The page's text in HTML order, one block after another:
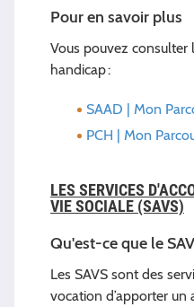
Pour en savoir plus
Vous pouvez consulter
handicap :
SAAD | Mon
PCH | Mon
LES SERVICES
VIE SOCIALE (SAVS)
Qu'est-ce que le
Les SAVS sont des
vocation d’apporter